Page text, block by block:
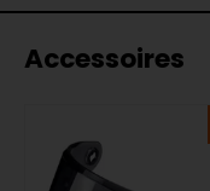
Accessoires